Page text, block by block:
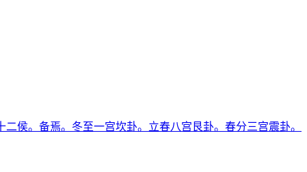
侯。备焉。冬至一宫坎卦。立春八宫艮卦。春分三宫震卦。